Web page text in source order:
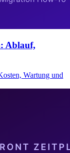
Ablauf,
Wartung und